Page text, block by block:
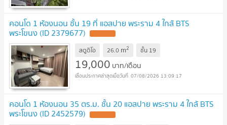
คอนโด 1 ห้องนอน ชั้น 19 ที่ แอสปาย พระราม 4 ใกล้ BTS
พระโขนง (ID 2379677)
สตูดิโอ 26.0 m2 ชั้น 19
19,000 บาท/เดือน
07/08/2026 13:09:17
คอนโด 1 ห้องนอน 35 ตร.ม. ชั้น 20 แอสปาย พระราม 4 ใกล้ BTS
พระโขนง (ID 2452579)